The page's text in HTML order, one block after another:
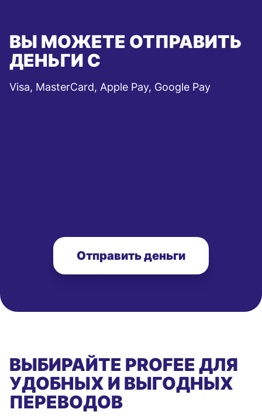
ВЫ МОЖЕТЕ ОТПРАВИТЬ
ДЕНЬГИ С
Visa, MasterCard, Apple Pay, Google Pay
Отправить деньги
ВЫБИРАЙТЕ PROFEE ДЛЯ
УДОБНЫХ И ВЫГОДНЫХ
ПЕРЕВОДОВ